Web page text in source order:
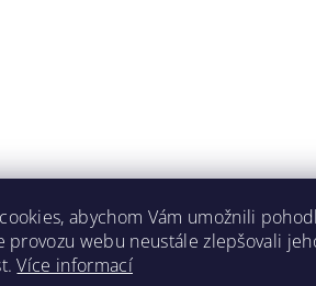
abychom Vám umožnili
provozu webu neustále zlepšovali
Více informací